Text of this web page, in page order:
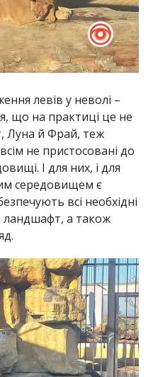
левів у неволі –
що на практиці це не
Луна й Фрай, теж
не пристосовані до
І для них, і для
середовищем є
всі необхідні
а також